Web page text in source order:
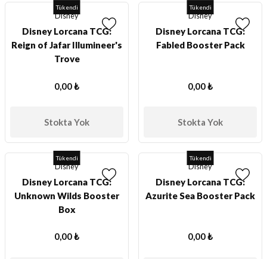
Tükendi
Disney
Disney Lorcana TCG:
Reign of Jafar Illumineer's
Trove
0,00 ₺
Stokta Yok
Tükendi
Disney
Disney Lorcana TCG:
Fabled Booster Pack
0,00 ₺
Stokta Yok
Tükendi
Disney
Disney Lorcana TCG:
Unknown Wilds Booster
Box
0,00 ₺
Tükendi
Disney
Disney Lorcana TCG:
Azurite Sea Booster Pack
0,00 ₺